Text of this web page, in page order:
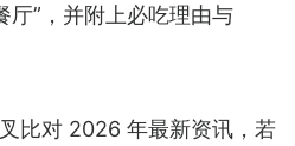
厅”，并附上必吃理由与
比对 2026 年最新资讯，若